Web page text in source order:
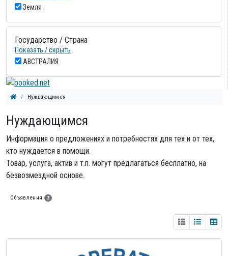
Земля
Государство / Страна
Показать / скрыть
АВСТРАЛИЯ
Нуждающимся
Нуждающимся
Информация о предложениях и потребностях для тех и от тех,
кто нуждается в помощи.
Товар, услуга, актив и т.п. могут предлагаться бесплатно, на
безвозмездной основе.
Объявления 2